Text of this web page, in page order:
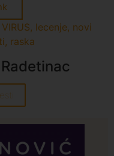
, lecenje, novi
, raska